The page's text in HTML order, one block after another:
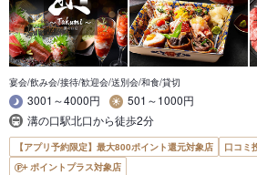
宴会/飲み会/接待/歓迎会/送別会/和食/貸切
3001～4000円
501～1000円
溝の口駅北口から徒歩2分
【アプリ予約限定】最大800ポイント還元対象店
口コミ
ポイントプラス対象店